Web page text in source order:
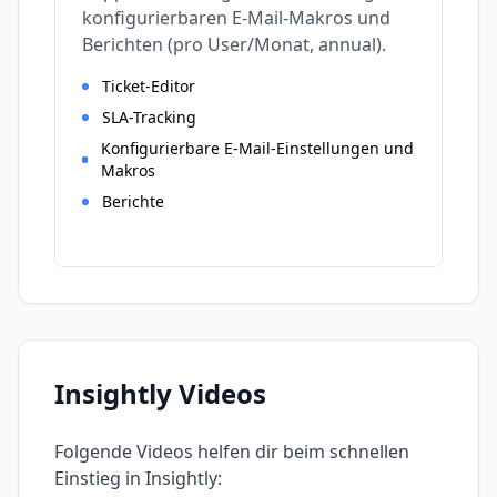
konfigurierbaren E-Mail-Makros und
Berichten (pro User/Monat, annual).
Ticket-Editor
SLA-Tracking
Konfigurierbare E-Mail-Einstellungen und
Makros
Berichte
InsightlyVideos
Folgende Videos helfen dir beim schnellen
Einstieg in Insightly: